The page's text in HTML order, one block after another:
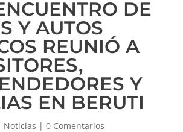
DE
Y AUTOS
REUNIÓ A
Y
EN BERUTI
Noticias | 0 Comentarios